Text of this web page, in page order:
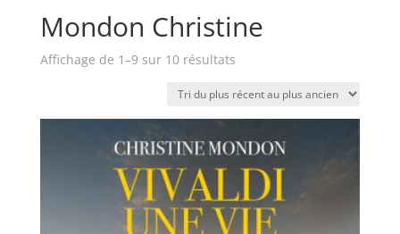
Mondon Christine
Affichage de 1–9 sur 10 résultatsTrié
plus
récent
au
plus
ancien